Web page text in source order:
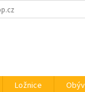
Ložnice